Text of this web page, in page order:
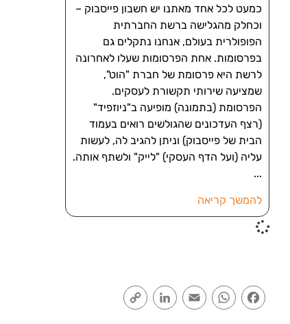
כמעט לכל אחד מאתנו יש חשבון פייסבוק –
וכחלק מהגלישה ברשת החברתית
הפופולרית בעולם, אנחנו נתקלים גם
בפרסומות. אחת הפרסומות שעלו לאחרונה
לרשת היא פרסומת של חברת "הוט",
שמציעה שירותי תקשורת לעסקים.
הפרסומת (בתמונה) מופיעה ב"ניוזפיד"
(רצף העדכונים שהגולשים רואים בעמוד
הבית של פייסבוק) וניתן להגיב לה, לעשות
עליה (ועל הדף העסקי) "לייק" ולשתף אותה.
להמשך קריאה
Facebook
WhatsApp
Email
LinkedIn